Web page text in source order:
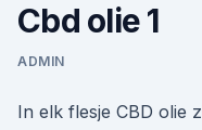
Cbd olie 1
ADMIN
In elk flesje CBD olie